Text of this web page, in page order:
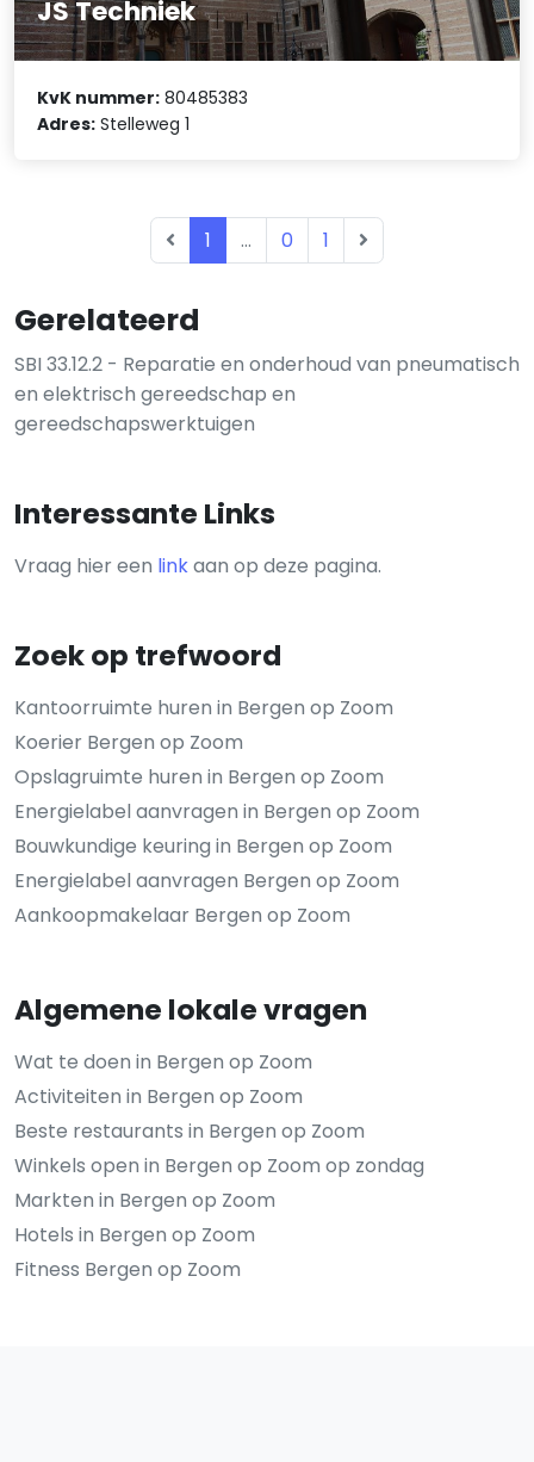
Gerelateerd
SBI 33.12.2 - Reparatie en onderhoud van pneumatisch
en elektrisch gereedschap en
gereedschapswerktuigen
Interessante Links
Vraag hier een linkaan op deze pagina.
Zoek op trefwoord
Kantoorruimte huren in Bergen op Zoom
Koerier Bergen op Zoom
Opslagruimte huren in Bergen op Zoom
Energielabel aanvragen in Bergen op Zoom
Bouwkundige keuring in Bergen op Zoom
Energielabel aanvragen Bergen op Zoom
Aankoopmakelaar Bergen op Zoom
Algemene lokale vragen
Wat te doen in Bergen op Zoom
Activiteiten in Bergen op Zoom
Beste restaurants in Bergen op Zoom
Winkels open in Bergen op Zoom op zondag
Markten in Bergen op Zoom
Hotels in Bergen op Zoom
Fitness Bergen op Zoom
JS Techniek
KvK nummer: 80485383
Adres: Stelleweg 1
1 ... 0 1